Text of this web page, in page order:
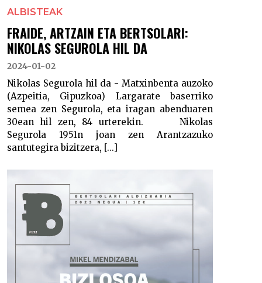
ALBISTEAK
FRAIDE, ARTZAIN ETA BERTSOLARI:
NIKOLAS SEGUROLA HIL DA
2024-01-02
Nikolas Segurola hil da - Matxinbenta auzoko
(Azpeitia, Gipuzkoa) Largarate baserriko
semea zen Segurola, eta iragan abenduaren
30ean hil zen, 84 urterekin. Nikolas
Segurola 1951n joan zen Arantzazuko
santutegira bizitzera, [...]